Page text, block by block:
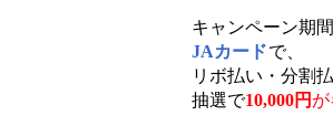
キャンペーン期
JAカードで、
リボ払い・分割
抽選で10,000円 が